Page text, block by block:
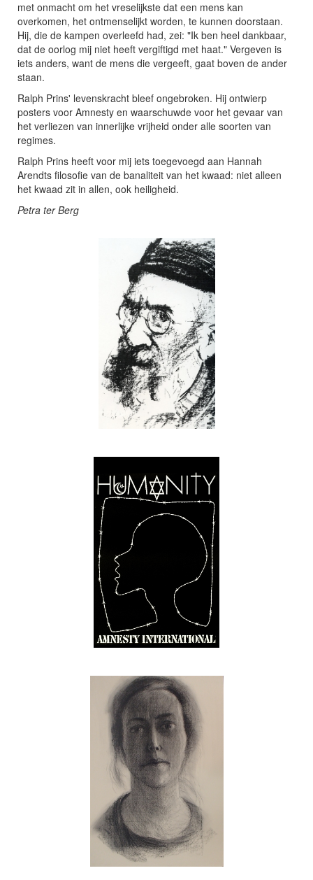
met onmacht om het vreselijkste dat een mens kan
overkomen, het ontmenselijkt worden, te kunnen doorstaan.
Hij, die de kampen overleefd had, zei: "Ik ben heel dankbaar,
dat de oorlog mij niet heeft vergiftigd met haat." Vergeven is
iets anders, want de mens die vergeeft, gaat boven de ander
staan.
Ralph Prins' levenskracht bleef ongebroken. Hij ontwierp
posters voor Amnesty en waarschuwde voor het gevaar van
het verliezen van innerlijke vrijheid onder alle soorten van
regimes.
Ralph Prins heeft voor mij iets toegevoegd aan Hannah
Arendts filosofie van de banaliteit van het kwaad: niet alleen
het kwaad zit in allen, ook heiligheid.
Petra ter Berg